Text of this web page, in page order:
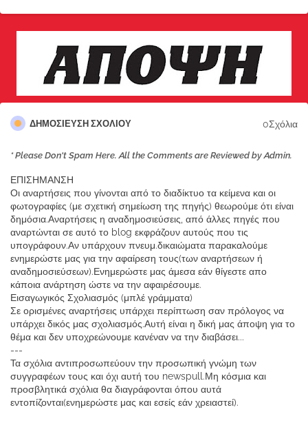
ΔΗΜΟΣΊΕΥΣΗ ΣΧΟΛΊΟΥ 0Σχόλια
* Please Don't Spam Here. All the Comments are Reviewed by Admin.
ΕΠΙΣΗΜΑΝΣΗ
Οι αναρτήσεις που γίνονται από το διαδίκτυο τα κείμενα και οι
φωτογραφίες (με σχετική σημείωση της πηγής) θεωρούμε ότι είναι
δημόσια.Αναρτήσεις η αναδημοσιεύσεις, από άλλες πηγές που
αναρτώνται σε αυτό το blog εκφράζουν αυτούς που τις
υπογράφουν.Αν υπάρχουν πνευμ.δικαιώματα παρακαλούμε
ενημερώστε μας για την αφαίρεση τους(των αναρτήσεων ή
αναδημοσιεύσεων).Ενημερώστε μας άμεσα εάν θίγεστε απο
κάποια ανάρτηση ώστε να την αφαιρέσουμε.
Εισαγωγικός Σχολιασμός (μπλέ γράμματα)
Σε ορισμένες αναρτήσεις υπάρχει περίπτωση σαν πρόλογος να
υπάρχει δικός μας σχολιασμός.Αυτή είναι η δική μας άποψη για το
θέμα και δεν υποχρεώνουμε κανέναν να την διαβάσει...
---
Τα σχόλια αντιπροσωπεύουν την προσωπική γνώμη των
συγγραφέων τους και όχι αυτή του newspull.Μη κόσμια και
προσβλητικά σχόλια θα διαγράφονται όπου αυτά
εντοπίζονται(ενημερώστε μας και εσείς εάν χρειαστεί).